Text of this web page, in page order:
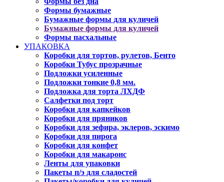
Формы бумажные
Бумажные формы для куличей
Бумажные формы для куличей
Формы пасхальные
УПАКОВКА
Коробки для тортов, рулетов, Бенто
Коробки Тубус прозрачные
Подложки усиленные
Подложки тонкие 0,8 мм.
Подложка для торта ЛХДФ
Салфетки под торт
Коробки для капкейков
Коробки для пряников
Коробки для зефира, эклеров, эскимо
Коробки для пирога
Коробки для конфет
Коробки для макаронс
Ленты для упаковки
Пакеты п/э для сладостей